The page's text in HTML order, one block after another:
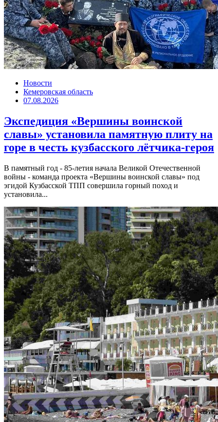
Новости
Кемеровская область
07.08.2026
Экспедиция «Вершины воинской
славы» установила памятную плиту на
горе в честь кузбасского лётчика-героя
В памятный год - 85-летия начала Великой Отечественной
войны - команда проекта «Вершины воинской славы» под
эгидой Кузбасской ТПП совершила горный поход и
установила...